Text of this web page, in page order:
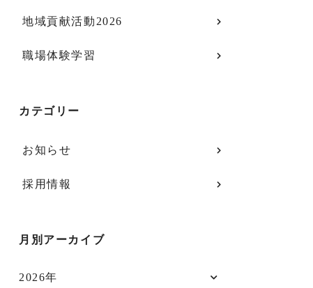
地域貢献活動2026
職場体験学習
カテゴリー
お知らせ
採用情報
月別アーカイブ
2026年